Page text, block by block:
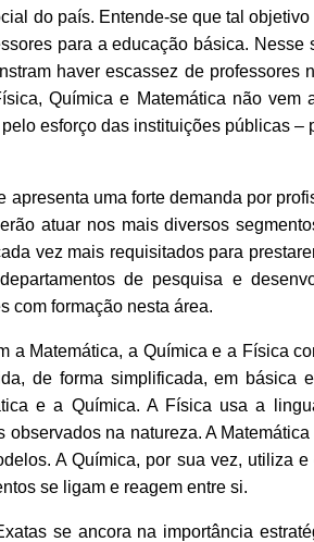
do país. Entende-se que tal
para a educação básica.
haver escassez de professores
Química e Matemática não
esforço das instituições públicas
apresenta uma forte demanda por
atuar nos mais diversos
vez mais requisitados para
de pesquisa e
com formação nesta área.
a Matemática, a Química e a Física
de forma simplificada, em básica
e a Química. A Física usa a
na natureza. A
A Química, por sua vez, utiliza
se ligam e reagem entre si.
se ancora na importância